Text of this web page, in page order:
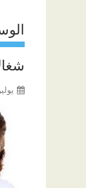
يوليو 23,